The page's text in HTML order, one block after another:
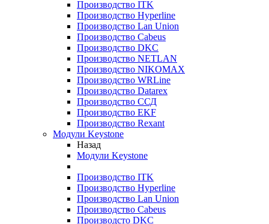
Производство ITK
Производство Hyperline
Производство Lan Union
Производство Cabeus
Производство DKC
Производство NETLAN
Производство NIKOMAX
Производство WRLine
Производство Datarex
Производство ССД
Производство EKF
Производство Rexant
Модули Keystone
Назад
Модули Keystone
Производство ITK
Производство Hyperline
Производство Lan Union
Производство Cabeus
Производсто DKC